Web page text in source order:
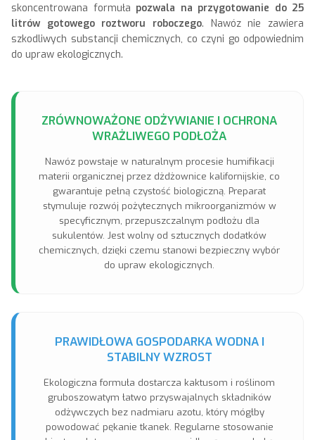
skoncentrowana formuła pozwala na przygotowanie do 25
litrów gotowego roztworu roboczego. Nawóz nie zawiera
szkodliwych substancji chemicznych, co czyni go odpowiednim
do upraw ekologicznych.
ZRÓWNOWAŻONE ODŻYWIANIE I OCHRONA
WRAŻLIWEGO PODŁOŻA
Nawóz powstaje w naturalnym procesie humifikacji
materii organicznej przez dżdżownice kalifornijskie, co
gwarantuje pełną czystość biologiczną. Preparat
stymuluje rozwój pożytecznych mikroorganizmów w
specyficznym, przepuszczalnym podłożu dla
sukulentów. Jest wolny od sztucznych dodatków
chemicznych, dzięki czemu stanowi bezpieczny wybór
do upraw ekologicznych.
PRAWIDŁOWA GOSPODARKA WODNA I
STABILNY WZROST
Ekologiczna formuła dostarcza kaktusom i roślinom
gruboszowatym łatwo przyswajalnych składników
odżywczych bez nadmiaru azotu, który mógłby
powodować pękanie tkanek. Regularne stosowanie